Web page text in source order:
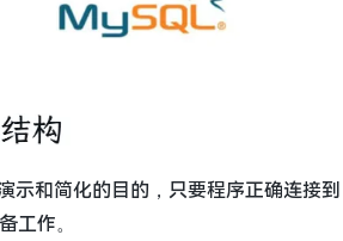
示和简化的目的，只要程序正确连接到
工作。